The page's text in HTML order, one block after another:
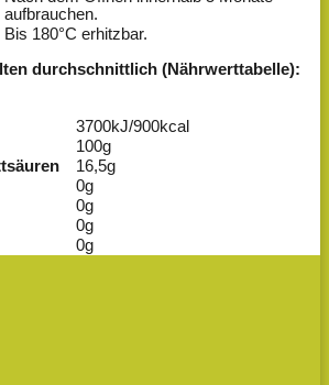
aufbrauchen.
Bis 180°C erhitzbar.
durchschnittlich (Nährwerttabelle):
3700kJ/900kcal
100g
16,5g
0g
0g
0g
0g